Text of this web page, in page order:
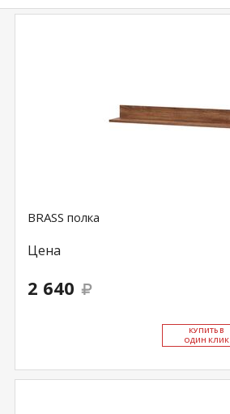
BRASS полка
Цена
2 640
КУ­ПИТЬ В
ОДИН КЛИК